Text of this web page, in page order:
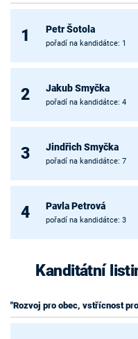
1 Petr Šotola
pořadí na kandidátce: 1
2 Jakub Smyčka
pořadí na kandidátce: 4
3 Jindřich Smyčka
pořadí na kandidátce: 7
4 Pavla Petrová
pořadí na kandidátce: 3
Kanditátní
"Rozvoj pro obec, vstřícnost